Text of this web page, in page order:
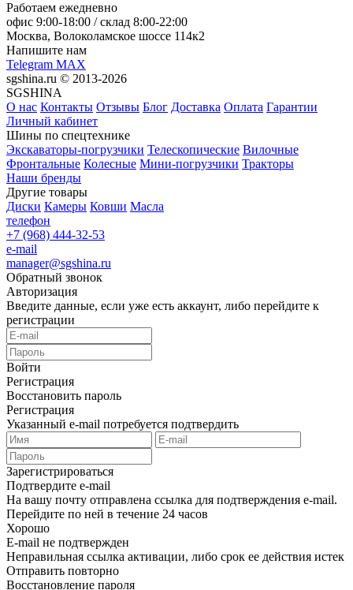
Работаем ежедневно
офис 9:00-18:00 / склад 8:00-22:00
Москва, Волоколамское шоссе 114к2
Напишите нам
Telegram MAX
sgshina.ru © 2013-2026
SGSHINA
О нас Контакты Отзывы Блог Доставка Оплата Гарантии
Личный кабинет
Шины по спецтехнике
Экскаваторы-погрузчики Телескопические Вилочные
Фронтальные Колесные Мини-погрузчики Тракторы
Наши бренды
Другие товары
Диски Камеры Ковши Масла
телефон
+7 (968) 444-32-53
e-mail
manager@sgshina.ru
Обратный звонок
Авторизация
Введите данные, если уже есть аккаунт, либо перейдите к
регистрации
Войти
Регистрация
Восстановить пароль
Регистрация
Указанный e-mail потребуется подтвердить
Зарегистрироваться
Подтвердите e-mail
На вашу почту отправлена ссылка для подтверждения e-mail.
Перейдите по ней в течение 24 часов
Хорошо
E-mail не подтвержден
Неправильная ссылка активации, либо срок ее действия истек
Отправить повторно
Восстановление пароля